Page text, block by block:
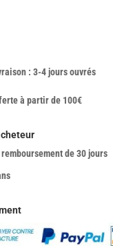
: 3-4 jours ouvrés
à partir de 100€
de 30 jours